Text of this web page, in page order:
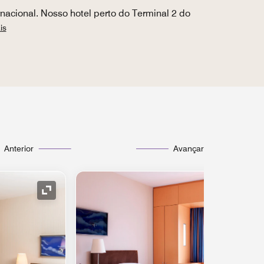
Nosso hotel perto do Terminal 2 do
Anterior Avançar
Ícone de expansão